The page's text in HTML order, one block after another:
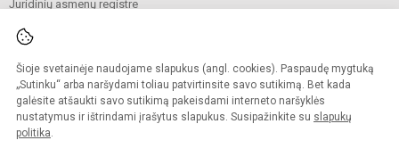
Šioje svetainėje naudojame slapukus (angl. cookies). Paspaudę mygtuką
„Sutinku“ arba naršydami toliau patvirtinsite savo sutikimą. Bet kada
galėsite atšaukti savo sutikimą pakeisdami interneto naršyklės
nustatymus ir ištrindami įrašytus slapukus. Susipažinkite su slapukų
politika.
Juridinių asmenų registre
© 2018. Kauno Jono Basanavičiaus gimnazija. Visos teisės saugomos.
Kopijuoti turinį be raštiško gimnazijos sutikimo griežtai draudžiama.
Versija neįgaliesiems Slapukų valdymas